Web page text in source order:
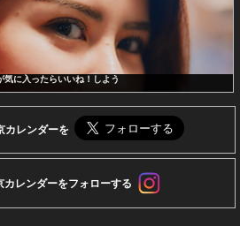
気に入ったらいいね！しよう
カレンダーを
レンダーをフォローする